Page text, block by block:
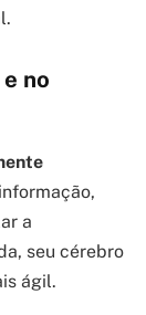
no
a
seu cérebro
ágil.